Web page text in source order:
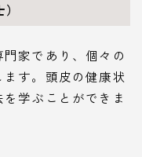
家であり、個々の
す。頭皮の健康状
学ぶことができま